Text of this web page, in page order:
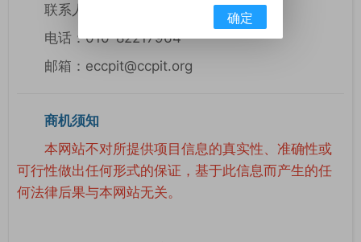
联系人：陈女士
电话：010-82217964
邮箱：eccpit@ccpit.org
商机须知
本网站不对所提供项目信息的真实性、准确性或
可行性做出任何形式的保证，基于此信息而产生的任
何法律后果与本网站无关。
确定